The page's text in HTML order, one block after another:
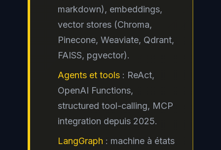
markdown), embeddings,
vector stores (Chroma,
Pinecone, Weaviate, Qdrant,
FAISS, pgvector).
Agents et tools : ReAct,
OpenAI Functions,
structured tool-calling, MCP
integration depuis 2025.
LangGraph : machine à états